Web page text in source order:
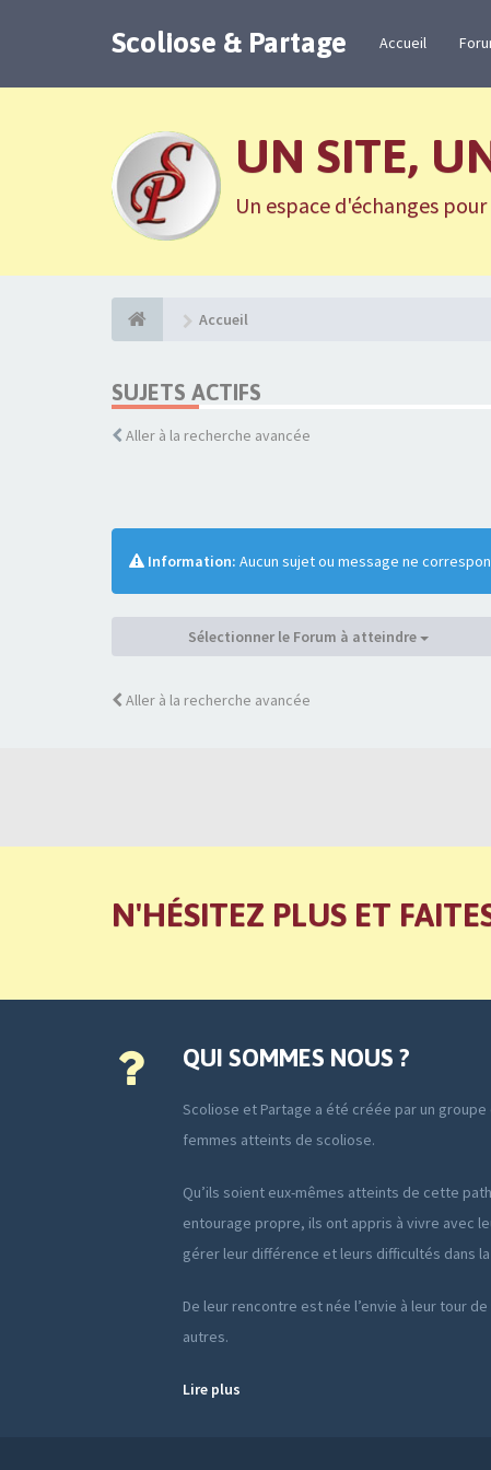
Scoliose & Partage Accueil
UN SITE,
Un espace d'échanges
Accueil
SUJETS ACTIFS
Aller à la recherche avancée
Information: Aucun sujet ou message ne
Sélectionner le Forum à atteindre
Aller à la recherche avancée
N'HÉSITEZ PLUS ET
QUI SOMMES NOUS ?
Scoliose et Partage a été créée par un groupe
femmes atteints de scoliose.
Qu’ils soient eux-mêmes atteints de cette
entourage propre, ils ont appris à vivre avec
gérer leur différence et leurs difficultés dans
De leur rencontre est née l’envie à leur tour
autres.
Lire plus